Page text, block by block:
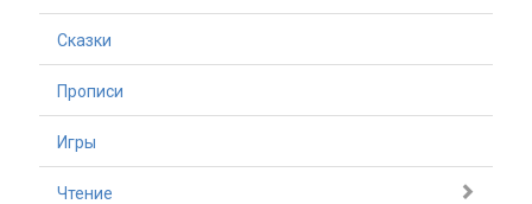
Сказки
Прописи
Игры
Чтение